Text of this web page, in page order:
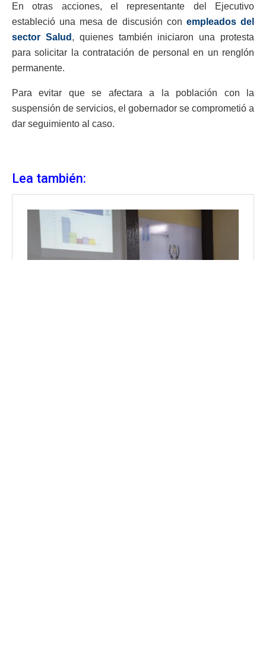
En otras acciones, el representante del Ejecutivo
estableció una mesa de discusión con empleados del
sector Salud , quienes también iniciaron una protesta
para solicitar la contratación de personal en un renglón
permanente.
Para evitar que se afectara a la población con la
suspensión de servicios, el gobernador se comprometió a
dar seguimiento al caso.
Lea también: